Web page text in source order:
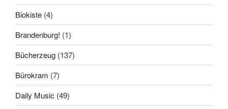
Biokiste (4)
Brandenburg! (1)
Bücherzeug (137)
Bürokram (7)
Daily Music (49)